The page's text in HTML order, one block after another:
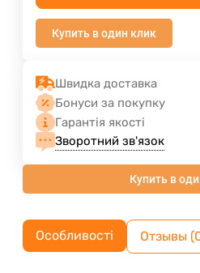
Купить в один клик
Швидка доставка
Бонуси за покупку
Гарантія якості
Зворотний зв'язок
Купить в
Особливості Отзывы